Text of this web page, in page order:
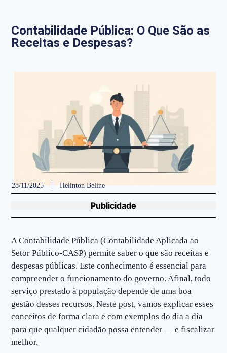
Contabilidade Pública: O Que São as
Receitas e Despesas?
28/11/2025 Helinton Beline
Publicidade
A Contabilidade Pública (Contabilidade Aplicada ao
Setor Público-CASP) permite saber o que são receitas e
despesas públicas. Este conhecimento é essencial para
compreender o funcionamento do governo. Afinal, todo
serviço prestado à população depende de uma boa
gestão desses recursos. Neste post, vamos explicar esses
conceitos de forma clara e com exemplos do dia a dia
para que qualquer cidadão possa entender — e fiscalizar
melhor.